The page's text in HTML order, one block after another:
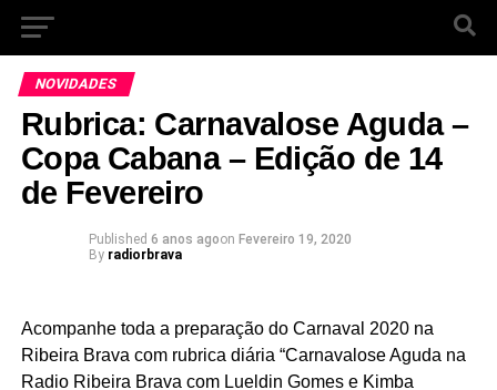
NOVIDADES
Rubrica: Carnavalose Aguda –
Copa Cabana – Edição de 14
de Fevereiro
Published 6 anos agoon Fevereiro 19, 2020
By radiorbrava
Acompanhe toda a preparação do Carnaval 2020 na
Ribeira Brava com rubrica diária “Carnavalose Aguda na
Radio Ribeira Brava com Lueldin Gomes e Kimba